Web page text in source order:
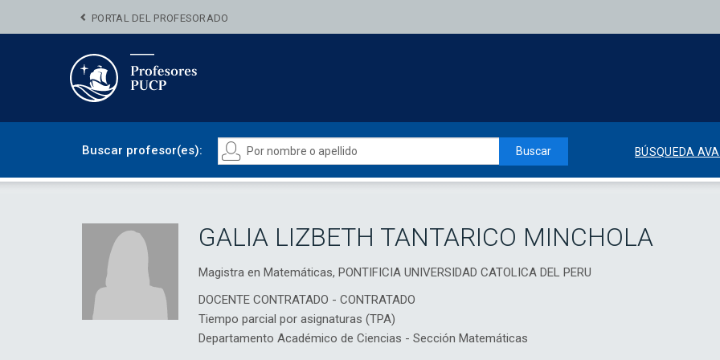
PORTAL DEL PROFESORADO
Buscar profesor(es): Buscar BÚSQUEDA
GALIA LIZBETH TANTARICO MINCHOLA
Magistra en Matemáticas, PONTIFICIA UNIVERSIDAD CATOLICA DEL PERU
DOCENTE CONTRATADO - CONTRATADO
Tiempo parcial por asignaturas (TPA)
Departamento Académico de Ciencias - Sección Matemáticas